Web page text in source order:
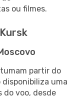
ou filmes.
partir do
disponibiliza uma
do voo, desde